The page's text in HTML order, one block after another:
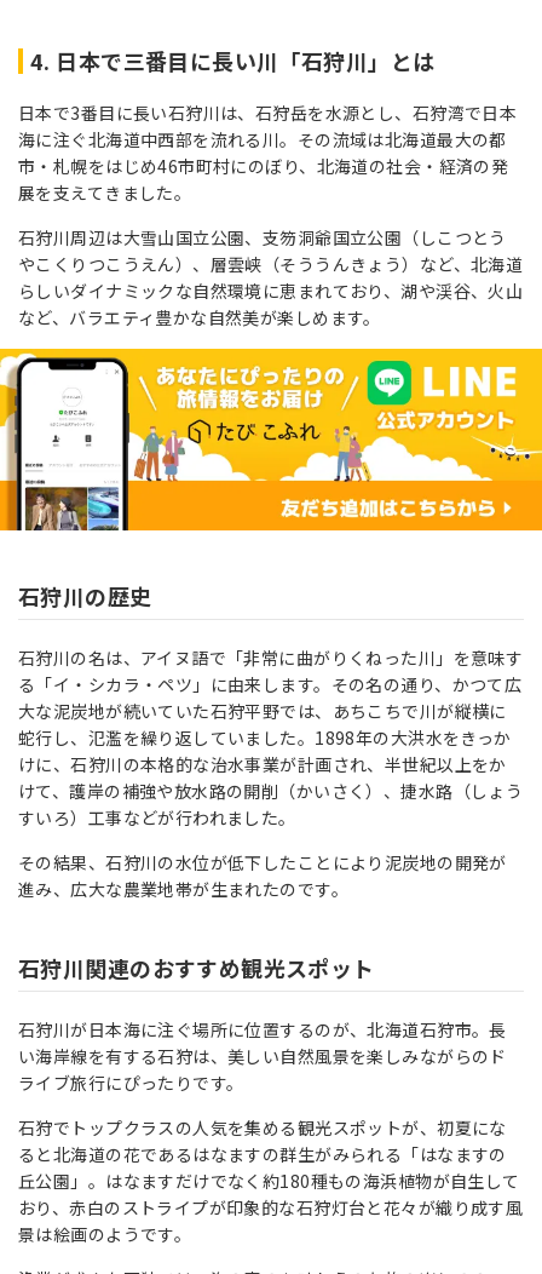
4. 日本で三番目に長い川「石狩川」とは
日本で3番目に長い石狩川は、石狩岳を水源とし、石狩湾で日本
海に注ぐ北海道中西部を流れる川。その流域は北海道最大の都
市・札幌をはじめ46市町村にのぼり、北海道の社会・経済の発
展を支えてきました。
石狩川周辺は大雪山国立公園、支笏洞爺国立公園（しこつとう
やこくりつこうえん）、層雲峡（そううんきょう）など、北海道
らしいダイナミックな自然環境に恵まれており、湖や渓谷、火山
など、バラエティ豊かな自然美が楽しめます。
石狩川の歴史
石狩川の名は、アイヌ語で「非常に曲がりくねった川」を意味す
る「イ・シカラ・ペツ」に由来します。その名の通り、かつて広
大な泥炭地が続いていた石狩平野では、あちこちで川が縦横に
蛇行し、氾濫を繰り返していました。1898年の大洪水をきっか
けに、石狩川の本格的な治水事業が計画され、半世紀以上をか
けて、護岸の補強や放水路の開削（かいさく）、捷水路（しょう
すいろ）工事などが行われました。
その結果、石狩川の水位が低下したことにより泥炭地の開発が
進み、広大な農業地帯が生まれたのです。
石狩川関連のおすすめ観光スポット
石狩川が日本海に注ぐ場所に位置するのが、北海道石狩市。長
い海岸線を有する石狩は、美しい自然風景を楽しみながらのド
ライブ旅行にぴったりです。
石狩でトップクラスの人気を集める観光スポットが、初夏にな
ると北海道の花であるはなますの群生がみられる「はなますの
丘公園」。はなますだけでなく約180種もの海浜植物が自生して
おり、赤白のストライプが印象的な石狩灯台と花々が織り成す風
景は絵画のようです。